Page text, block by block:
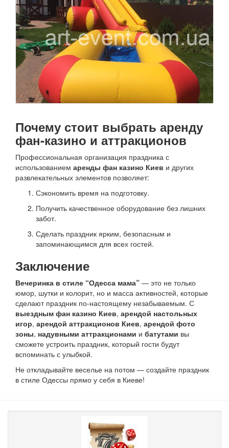
Почему стоит выбрать аренду
фан-казино и аттракционов
Профессиональная организация праздника с
использованием аренды фан казино Киев и других
развлекательных элементов позволяет:
Сэкономить время на подготовку.
Получить качественное оборудование без лишних
забот.
Сделать праздник ярким, безопасным и
запоминающимся для всех гостей.
Заключение
Вечеринка в стиле “Одесса мама” — это не только
юмор, шутки и колорит, но и масса активностей, которые
сделают праздник по-настоящему незабываемым. С
выездным фан казино Киев, арендой настольных
игор, арендой аттракционов Киев, арендой фото
зоны, надувными аттракционами и батутами вы
сможете устроить праздник, который гости будут
вспоминать с улыбкой.
Не откладывайте веселье на потом — создайте праздник
в стиле Одессы прямо у себя в Киеве!